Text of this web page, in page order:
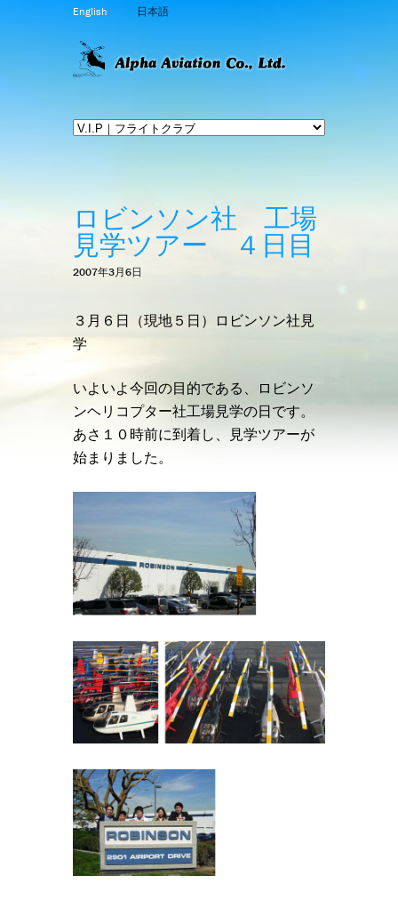
English 日本語
ロビンソン社 工場
見学ツアー ４日目
2007年3月6日
３月６日（現地５日）ロビンソン社見
学
いよいよ今回の目的である、ロビンソ
ンヘリコプター社工場見学の日です。
あさ１０時前に到着し、見学ツアーが
始まりました。